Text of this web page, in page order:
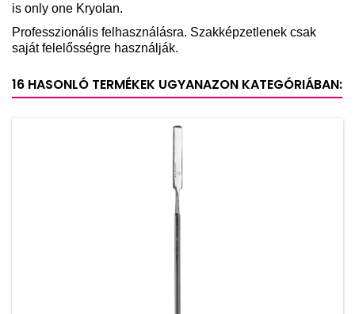
is only one Kryolan.
Professzionális felhasználásra. Szakképzetlenek csak
saját felelősségre használják.
16 HASONLÓ TERMÉKEK UGYANAZON KATEGÓRIÁBAN: